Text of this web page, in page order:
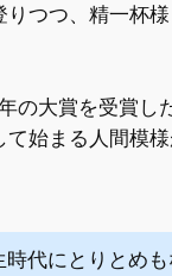
つつ、精一杯
の大賞を受賞し
始まる人間模
時代にとりとめ